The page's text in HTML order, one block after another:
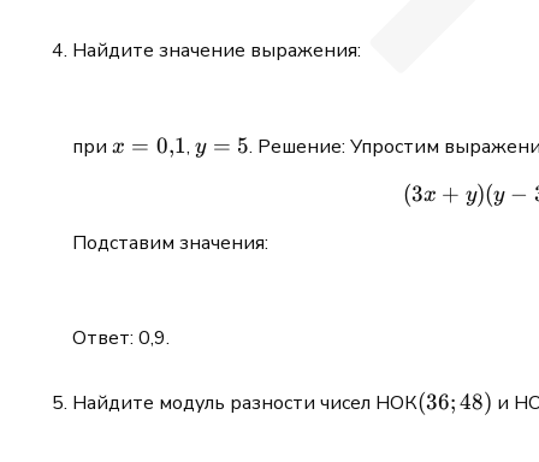
Найдите значение выражения:
при x =
x = 0,1, y
y = 5. Решение: Упростим
(3x + y)(y −
Подставим значения:
Ответ: 0,9.
Найдите модуль разности чисел НОК(36;48)
(36;48) и